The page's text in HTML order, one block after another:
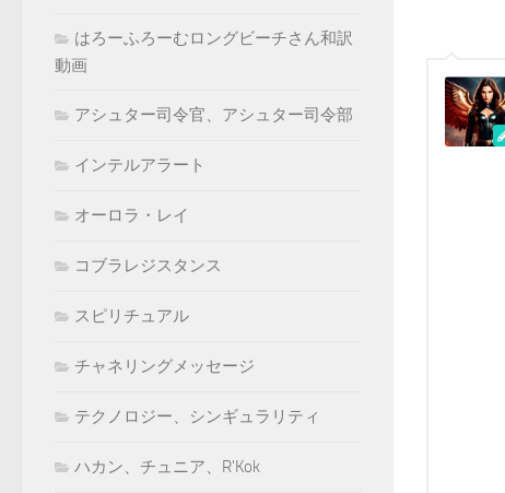
はろーふろーむロングビーチさん和訳
動画
アシュター司令官、アシュター司令部
インテルアラート
オーロラ・レイ
コブラレジスタンス
スピリチュアル
チャネリングメッセージ
テクノロジー、シンギュラリティ
ハカン、チュニア、R'Kok